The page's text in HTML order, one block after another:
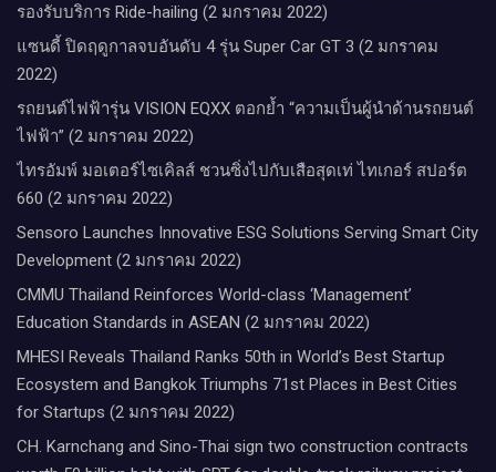
รองรับบริการ Ride-hailing (2 มกราคม 2022)
แซนดี้ ปิดฤดูกาลจบอันดับ 4 รุ่น Super Car GT 3 (2 มกราคม
2022)
รถยนต์ไฟฟ้ารุ่น VISION EQXX ตอกย้ำ “ความเป็นผู้นำด้านรถยนต์
ไฟฟ้า” (2 มกราคม 2022)
ไทรอัมพ์ มอเตอร์ไซเคิลส์ ชวนซิ่งไปกับเสือสุดเท่ ไทเกอร์ สปอร์ต
660 (2 มกราคม 2022)
Sensoro Launches Innovative ESG Solutions Serving Smart City
Development (2 มกราคม 2022)
CMMU Thailand Reinforces World-class ‘Management’
Education Standards in ASEAN (2 มกราคม 2022)
MHESI Reveals Thailand Ranks 50th in World’s Best Startup
Ecosystem and Bangkok Triumphs 71st Places in Best Cities
for Startups (2 มกราคม 2022)
CH. Karnchang and Sino-Thai sign two construction contracts